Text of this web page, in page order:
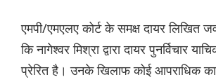
एमपी/एमएलए कोर्ट के समक्ष दायर लिखित
कि नागेश्वर मिश्रा द्वारा दायर पुनर्विचार
प्रेरित है। उनके खिलाफ कोई आपराधिक